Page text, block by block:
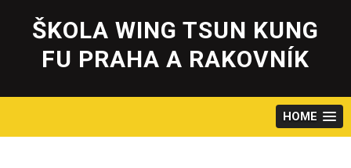
content
ŠKOLA WING TSUN KUNG
FU PRAHA A RAKOVNÍK
HOME